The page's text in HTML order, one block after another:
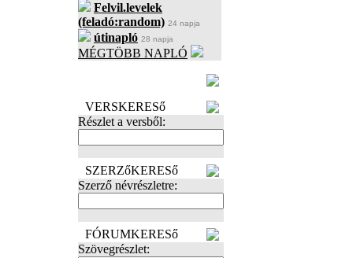
Felvil.levelek
(feladó:random) 24 napja
útinapló 28 napja
MÉGTÖBB NAPLÓ
VERSKERESő
Részlet a versből:
SZERZőKERESő
Szerző névrészletre:
FÓRUMKERESő
Szövegrészlet: